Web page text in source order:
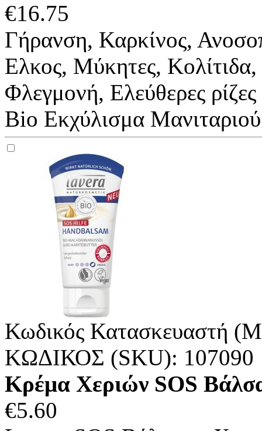
€16.75
Γήρανση, Καρκίνος,
Ελκος, Μύκητες,
Φλεγμονή, Ελεύθερες ρίζες
Bio Εκχύλισμα
Κωδικός Κατασκευαστή
ΚΩΔΙΚΟΣ (SKU): 107090
Κρέμα Χεριών SOS
€5.60